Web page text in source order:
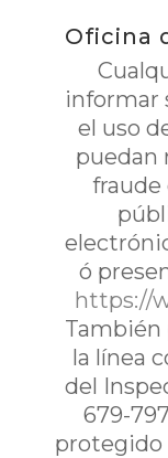
Oficina
informar
el uso
puedan
fraude
ó
https://
También
la línea
del
679-
protegido